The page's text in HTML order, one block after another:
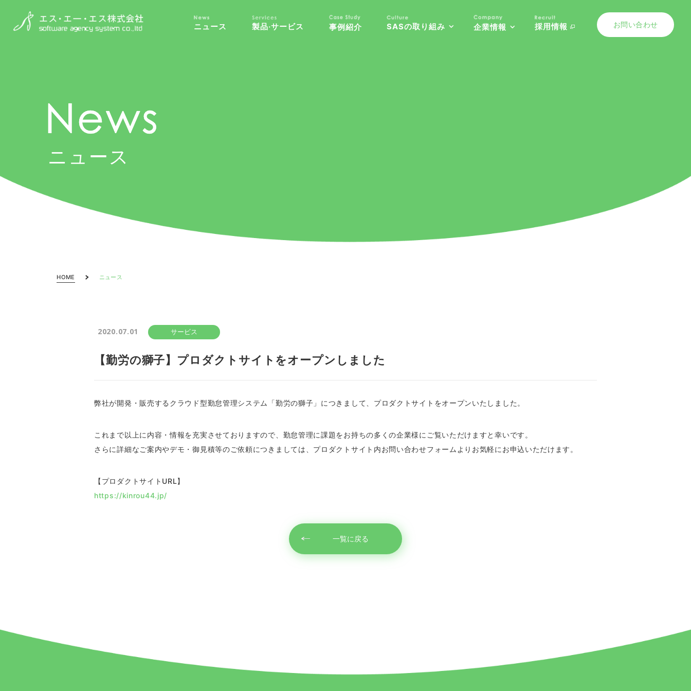
ニュース 製品‧サービス 事例紹介 SASの取り組み 企業情報 採用情報 お問い合わせ
ニュース
HOME ニュース
2020.07.01 サービス
【勤労の獅子】プロダクトサイトをオープンしました
弊社が開発・販売するクラウド型勤怠管理システム「勤労の獅子」につきまして、プロダクトサイトをオープンいたしました。
これまで以上に内容・情報を充実させておりますので、勤怠管理に課題をお持ちの多くの企業様にご覧いただけますと幸いです。
さらに詳細なご案内やデモ・御見積等のご依頼につきましては、プロダクトサイト内お問い合わせフォームよりお気軽にお申込いただけます。
【プロダクトサイトURL】
https://kinrou44.jp/
一覧に戻る